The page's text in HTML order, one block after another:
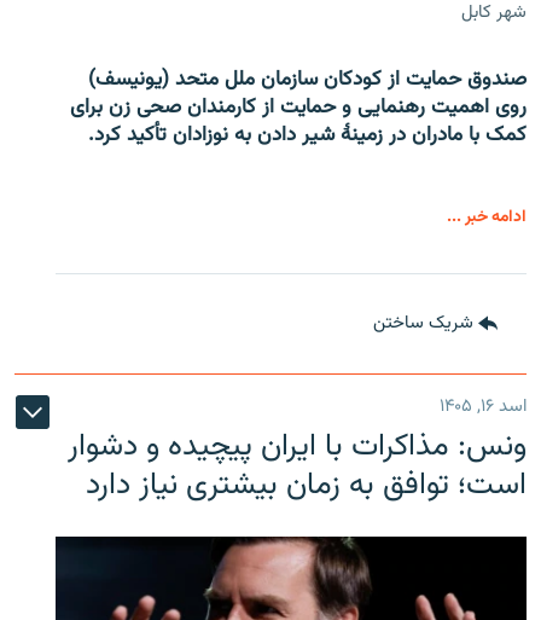
شهر کابل
صندوق حمایت از کودکان سازمان ملل متحد (یونیسف)
روی اهمیت رهنمایی و حمایت از کارمندان صحی زن برای
کمک با مادران در زمینۀ شیر دادن به نوزادان تأکید کرد.
ادامه خبر ...
شریک ساختن
اسد ۱۶, ۱۴۰۵
ونس: مذاکرات با ایران پیچیده و دشوار
است؛ توافق به زمان بیشتری نیاز دارد